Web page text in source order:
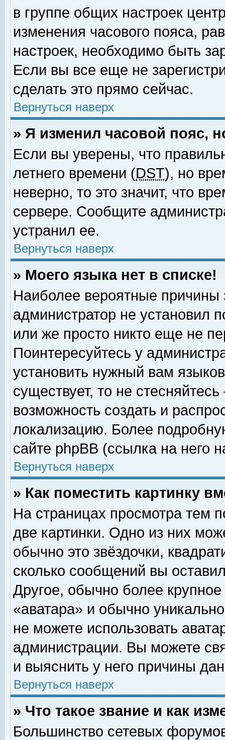
в группе общих настроек
изменения часового пояса,
настроек, необходимо быть
Если вы все еще не
сделать это прямо сейчас.
Вернуться наверх
» Я изменил часовой пояс,
Если вы уверены, что
летнего времени (DST), но
неверно, то это значит, что
сервере. Сообщите
устранил ее.
Вернуться наверх
» Моего языка нет в списке!
Наиболее вероятные причины
администратор не установил
или же просто никто еще не
Поинтересуйтесь у
установить нужный вам
существует, то не
возможность создать и
локализацию. Более
сайте phpBB (ссылка на него
Вернуться наверх
» Как поместить картинку
На страницах просмотра тем
две картинки. Одно из них
обычно это звёздочки,
сколько сообщений вы
Другое, обычно более
«аватара» и обычно
не можете использовать
администрации. Вы можете
и выяснить у него причины
Вернуться наверх
» Что такое звание и как
Большинство сетевых